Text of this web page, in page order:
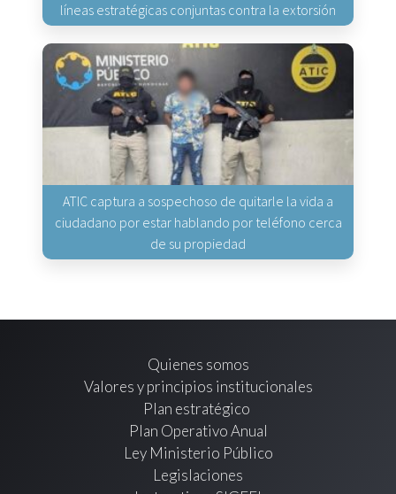
líneas estratégicas conjuntas contra la extorsión
ATIC captura a sospechoso de quitarle la vida a
ciudadano por estar hablando por teléfono cerca
de su propiedad
Quienes somos
Valores y principios institucionales
Plan estratégico
Plan Operativo Anual
Ley Ministerio Público
Legislaciones